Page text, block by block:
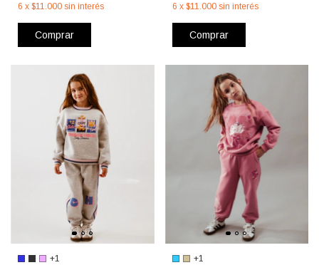
6 x $11.000 sin interés
Comprar
6 x $11.000 sin interés
Comprar
+1 +1